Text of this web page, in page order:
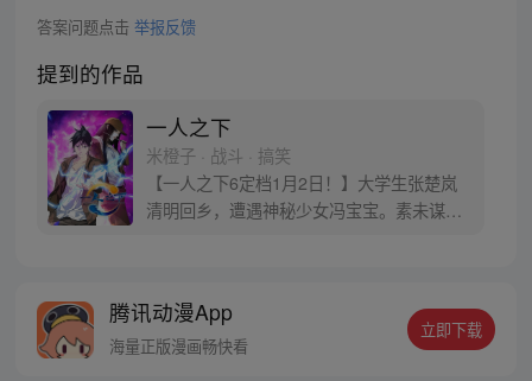
答案问题点击 举报反馈
提到的作品
一人之下
米橙子 · 战斗 · 搞笑
【一人之下6定档1月2日！】大学生张楚岚
清明回乡，遭遇神秘少女冯宝宝。素未谋面
密，张楚岚的生活被彻底颠覆，与冯宝宝一
同踏上“异人”之旅。
腾讯动漫App
海量正版漫画畅快看
立即下载